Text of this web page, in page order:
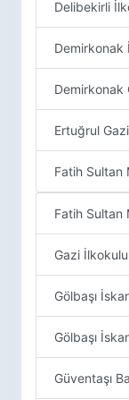
Delibekirli
Demirkonak
Demirkonak
Ertuğrul
Fatih Sultan
Fatih Sultan
Gazi İlkokulu
Gölbaşı
Gölbaşı
Güventaşı